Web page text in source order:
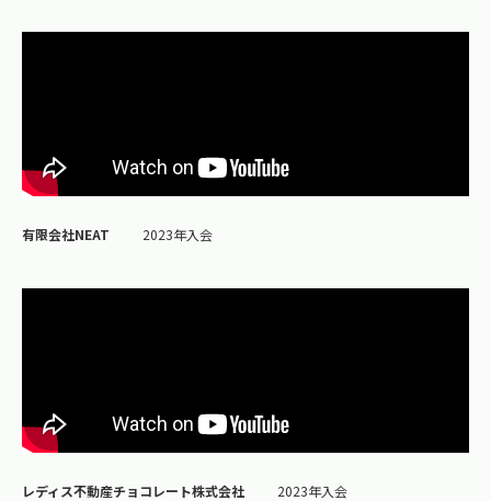
有限会社NEAT 2023年入会
レディス不動産チョコレート株式会社 2023年入会